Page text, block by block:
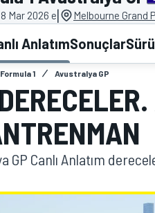
Mar 2026 e| Melbourne Grand
AnlatımSonuçlar
Formula 1 Avustralya GP
GP Canlı Anlatım